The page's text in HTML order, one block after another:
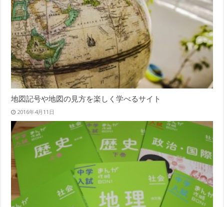
地図記号や地図の見方を楽しく学べるサイト
2016年4月11日